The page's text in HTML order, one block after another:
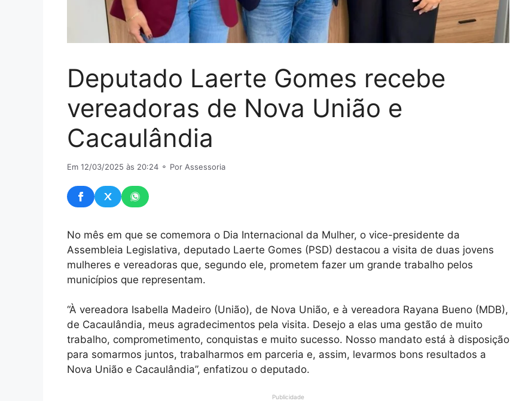
Deputado Laerte Gomes recebe
vereadoras de Nova União e
Cacaulândia
Em 12/03/2025 às 20:24 ⚬ Por Assessoria
No mês em que se comemora o Dia Internacional da Mulher, o vice-presidente da
Assembleia Legislativa, deputado Laerte Gomes (PSD) destacou a visita de duas jovens
mulheres e vereadoras que, segundo ele, prometem fazer um grande trabalho pelos
municípios que representam.
“À vereadora Isabella Madeiro (União), de Nova União, e à vereadora Rayana Bueno (MDB),
de Cacaulândia, meus agradecimentos pela visita. Desejo a elas uma gestão de muito
trabalho, comprometimento, conquistas e muito sucesso. Nosso mandato está à disposição
para somarmos juntos, trabalharmos em parceria e, assim, levarmos bons resultados a
Nova União e Cacaulândia”, enfatizou o deputado.
Publicidade